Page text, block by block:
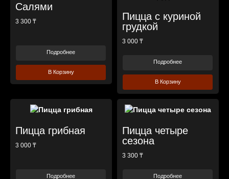
Салями
3 300 ₸
Подробнее
В Корзину
Пицца с куриной
грудкой
3 000 ₸
Подробнее
В Корзину
Пицца грибная
3 000 ₸
Подробнее
Пицца четыре
сезона
3 300 ₸
Подробнее